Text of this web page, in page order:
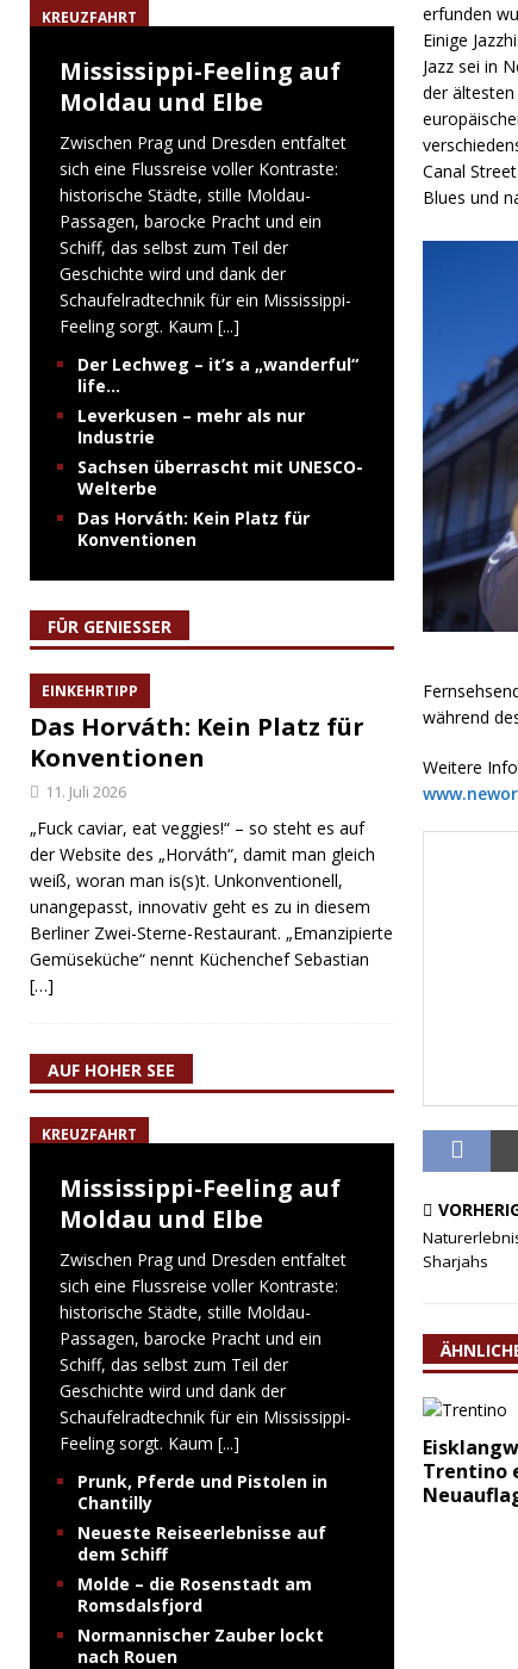
erfunden
Einige
Jazz sei in
der
Canal
Blues und
während
Weitere
Sharjahs
Trentino
KREUZFAHRT
Mississippi-Feeling auf
Moldau und Elbe
Zwischen Prag und Dresden entfaltet
sich eine Flussreise voller Kontraste:
historische Städte, stille Moldau-
Passagen, barocke Pracht und ein
Schiff, das selbst zum Teil der
Geschichte wird und dank der
Schaufelradtechnik für ein Mississippi-
Feeling sorgt. Kaum [...]
Der Lechweg – it’s a „wanderful“
life…
Leverkusen – mehr als nur
Industrie
Sachsen überrascht mit UNESCO-
Welterbe
Das Horváth: Kein Platz für
Konventionen
FÜR GENIESSER
EINKEHRTIPP
Das Horváth: Kein Platz für
Konventionen
11. Juli 2026
„Fuck caviar, eat veggies!“ – so steht es auf
der Website des „Horváth“, damit man gleich
weiß, woran man is(s)t. Unkonventionell,
unangepasst, innovativ geht es zu in diesem
Berliner Zwei-Sterne-Restaurant. „Emanzipierte
Gemüseküche“ nennt Küchenchef Sebastian
[…]
AUF HOHER SEE
KREUZFAHRT
Mississippi-Feeling auf
Moldau und Elbe
Zwischen Prag und Dresden entfaltet
sich eine Flussreise voller Kontraste:
historische Städte, stille Moldau-
Passagen, barocke Pracht und ein
Schiff, das selbst zum Teil der
Geschichte wird und dank der
Schaufelradtechnik für ein Mississippi-
Feeling sorgt. Kaum [...]
Prunk, Pferde und Pistolen in
Chantilly
Neueste Reiseerlebnisse auf
dem Schiff
Molde – die Rosenstadt am
Romsdalsfjord
Normannischer Zauber lockt
nach Rouen